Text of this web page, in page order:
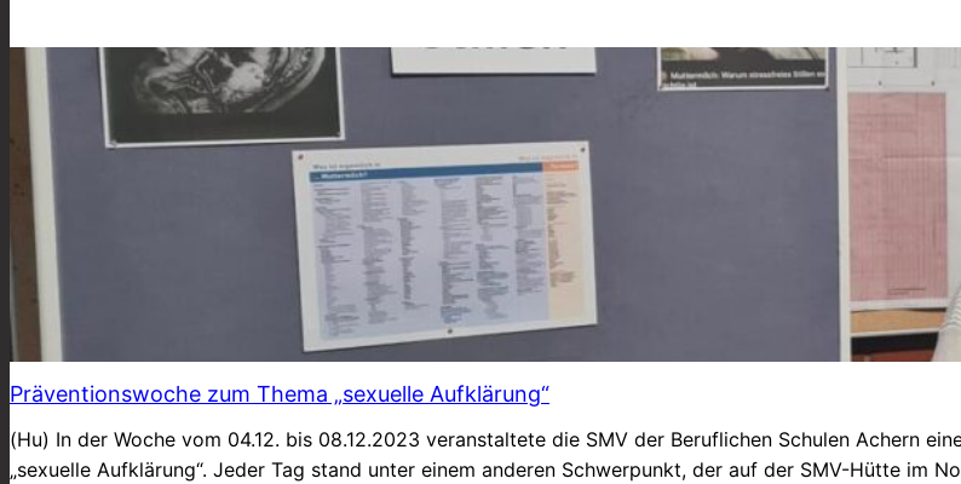
Präventionswoche zum Thema „sexuelle Aufklärung“
(Hu) In der Woche vom 04.12. bis 08.12.2023 veranstaltete die SMV der Beruflichen Schulen Achern
„sexuelle Aufklärung“. Jeder Tag stand unter einem anderen Schwerpunkt, der auf der SMV-Hütte im